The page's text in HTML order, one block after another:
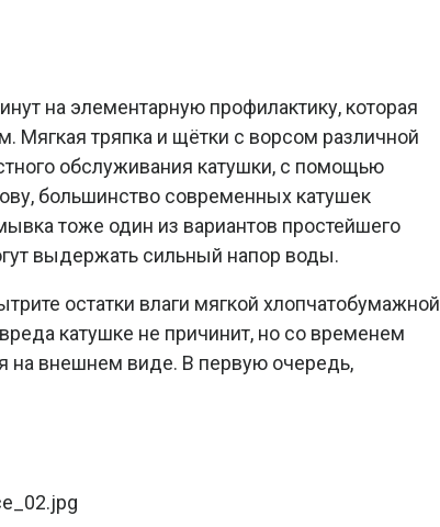
на элементарную профилактику, которая
Мягкая тряпка и щётки с ворсом различной
обслуживания катушки, с помощью
большинство современных катушек
тоже один из вариантов простейшего
выдержать сильный напор воды.
остатки влаги мягкой хлопчатобумажной
катушке не причинит, но со временем
на внешнем виде. В первую очередь,